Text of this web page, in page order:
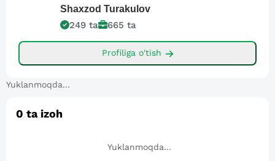
Shaxzod Turakulov
249 ta 665 ta
Profiliga o'tish
Yuklanmoqda...
0 ta izoh
Yuklanmoqda...